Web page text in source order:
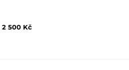
2 500 Kč